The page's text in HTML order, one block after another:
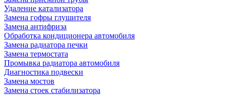
Удаление катализатора
Замена гофры глушителя
Замена антифриза
Обработка кондиционера автомобиля
Замена радиатора печки
Замена термостата
Промывка радиатора автомобиля
Диагностика подвески
Замена мостов
Замена стоек стабилизатора